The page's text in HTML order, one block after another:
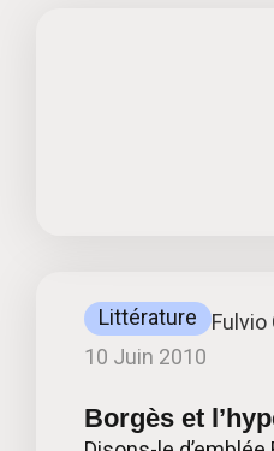
Littérature
Fulvio
10 Juin 2010
Borgès et